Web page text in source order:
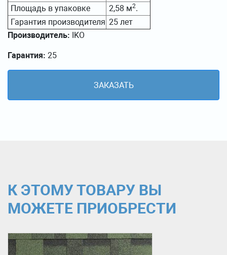
Площадь в упаковке
2,58 м2.
Гарантия производителя 25 лет
Производитель: IKO
Гарантия: 25
ЗАКАЗАТЬ
К ЭТОМУ ТОВАРУ ВЫ
МОЖЕТЕ ПРИОБРЕСТИ